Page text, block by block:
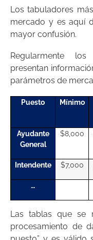
Los tabuladores
mercado y es aquí
mayor confusión.
Regularmente
presentan
parámetros de
Puesto Mínimo
Ayudante
General
$8,000
Intendente $7,000
…
Las tablas que se
procesamiento de